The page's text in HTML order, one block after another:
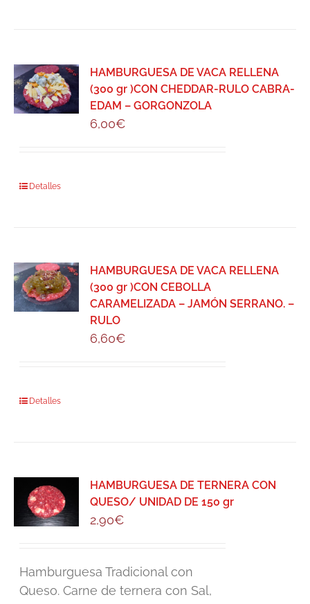
HAMBURGUESA DE VACA RELLENA
(300 gr )CON CHEDDAR-RULO CABRA-
EDAM – GORGONZOLA
6,00€
Detalles
HAMBURGUESA DE VACA RELLENA
(300 gr )CON CEBOLLA
CARAMELIZADA – JAMÓN SERRANO. –
RULO
6,60€
Detalles
HAMBURGUESA DE TERNERA CON
QUESO/ UNIDAD DE 150 gr
2,90€
Hamburguesa Tradicional con
Queso. Carne de ternera con Sal,